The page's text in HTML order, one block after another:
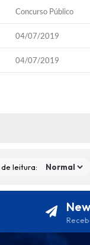
Concurso Público
04/07/2019
04/07/2019
leitura: